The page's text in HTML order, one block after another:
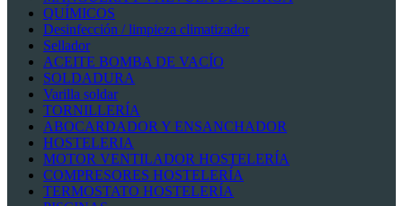
QUÍMICOS
Desinfección / limpieza climatizador
Sellador
ACEITE BOMBA DE VACÍO
SOLDADURA
Varilla soldar
TORNILLERÍA
ABOCARDADOR Y ENSANCHADOR
HOSTELERIA
MOTOR VENTILADOR HOSTELERÍA
COMPRESORES HOSTELERÍA
TERMOSTATO HOSTELERÍA